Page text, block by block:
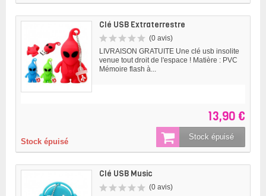
Clé USB Extraterrestre
(0 avis)
LIVRAISON GRATUITE Une clé usb insolite
venue tout droit de l'espace ! Matière : PVC
Mémoire flash à...
13,90 €
Stock épuisé
Stock épuisé
Clé USB Music
(0 avis)